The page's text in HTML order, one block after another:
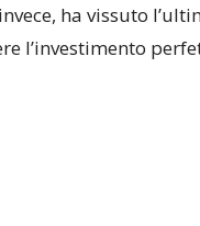
ha vissuto
l’investimento